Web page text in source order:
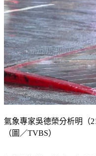
氣象專家吳德榮分析明（
（圖／TVBS）